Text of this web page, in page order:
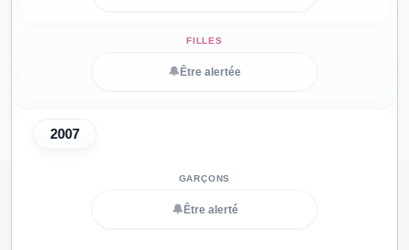
🔔 Être alertée
2007
🔔 Être alerté